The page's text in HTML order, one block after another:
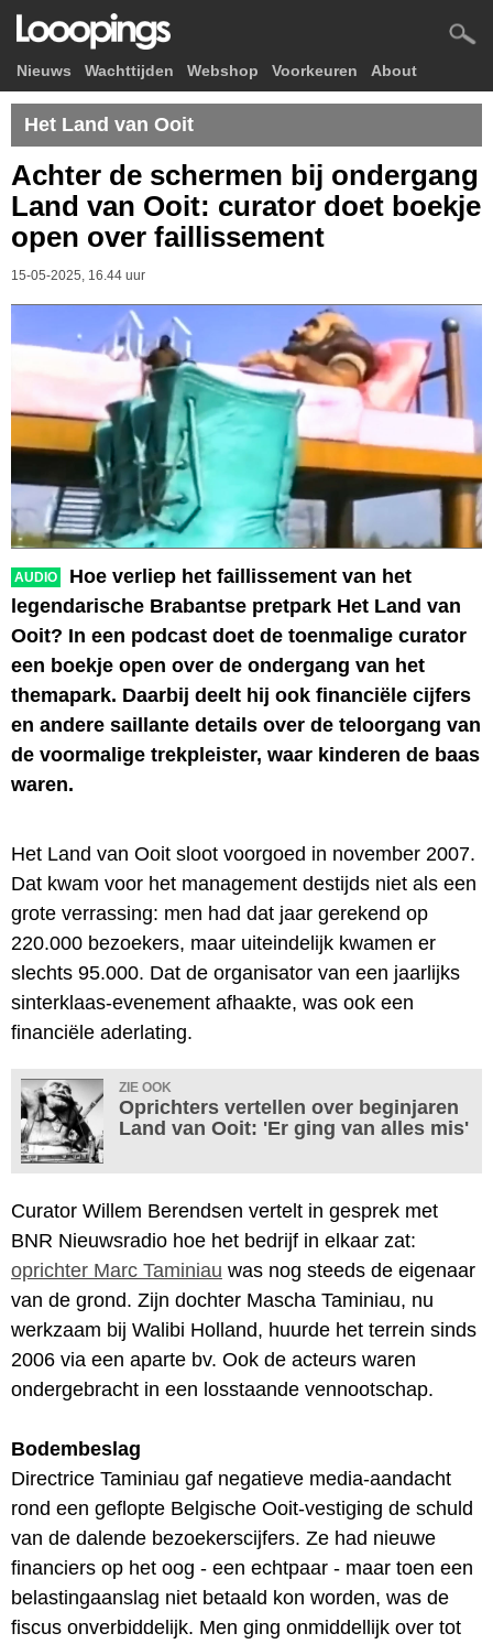
Nieuws Wachttijden Webshop Voorkeuren About
Het Land van Ooit
Achter de schermen bij ondergang
Land van Ooit: curator doet boekje
open over faillissement
15-05-2025, 16.44 uur
AUDIO
Hoe verliep het faillissement van het
legendarische Brabantse pretpark Het Land van
Ooit? In een podcast doet de toenmalige curator
een boekje open over de ondergang van het
themapark. Daarbij deelt hij ook financiële cijfers
en andere saillante details over de teloorgang van
de voormalige trekpleister, waar kinderen de baas
waren.
Het Land van Ooit sloot voorgoed in november 2007.
Dat kwam voor het management destijds niet als een
grote verrassing: men had dat jaar gerekend op
220.000 bezoekers, maar uiteindelijk kwamen er
slechts 95.000. Dat de organisator van een jaarlijks
sinterklaas-evenement afhaakte, was ook een
financiële aderlating.
ZIE OOK
Oprichters vertellen over beginjaren
Land van Ooit: 'Er ging van alles mis'
Curator Willem Berendsen vertelt in gesprek met
BNR Nieuwsradio hoe het bedrijf in elkaar zat:
oprichter Marc Taminiau was nog steeds de eigenaar
van de grond. Zijn dochter Mascha Taminiau, nu
werkzaam bij Walibi Holland, huurde het terrein sinds
2006 via een aparte bv. Ook de acteurs waren
ondergebracht in een losstaande vennootschap.
Bodembeslag
Directrice Taminiau gaf negatieve media-aandacht
rond een geflopte Belgische Ooit-vestiging de schuld
van de dalende bezoekerscijfers. Ze had nieuwe
financiers op het oog - een echtpaar - maar toen een
belastingaanslag niet betaald kon worden, was de
fiscus onverbiddelijk. Men ging onmiddellijk over tot